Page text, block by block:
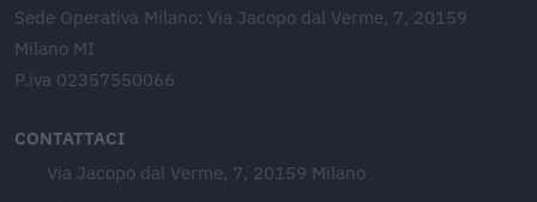
Sede Operativa Milano: Via Jacopo dal Verme, 7, 20159
Milano MI
P.iva 02357550066
CONTATTACI
Via Jacopo dal Verme, 7, 20159 Milano